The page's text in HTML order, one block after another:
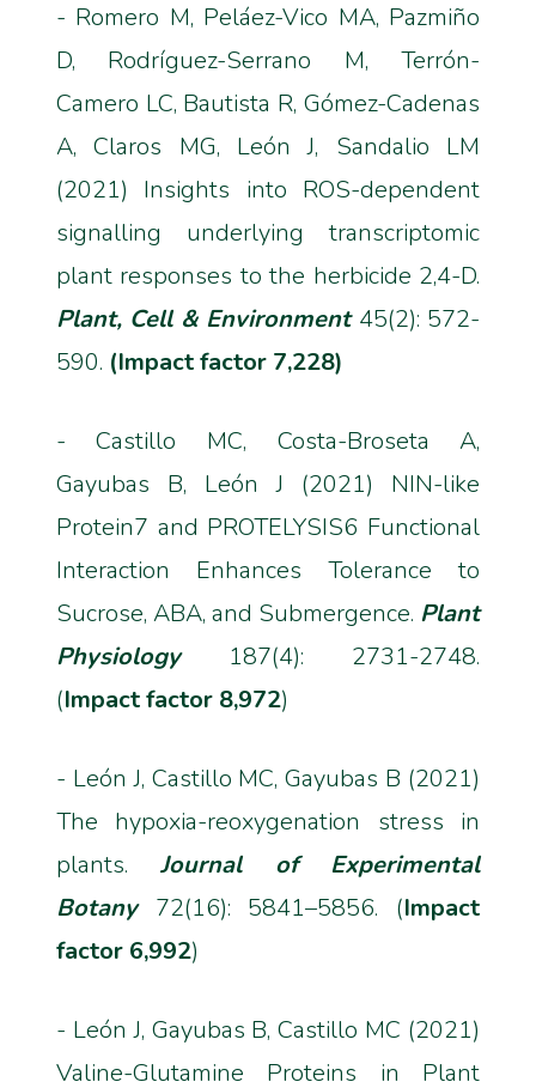
- Romero M, Peláez-Vico MA, Pazmiño
D, Rodríguez-Serrano M, Terrón-
Camero LC, Bautista R, Gómez-Cadenas
A, Claros MG, León J, Sandalio LM
(2021) Insights into ROS-dependent
signalling underlying transcriptomic
plant responses to the herbicide 2,4-D.
Plant, Cell & Environment45(2): 572-
590. (Impact factor 7,228)
- Castillo MC, Costa-Broseta A,
Gayubas B, León J (2021) NIN-like
Protein7 and PROTELYSIS6 Functional
Interaction Enhances Tolerance to
Sucrose, ABA, and Submergence. Plant
Physiology187(4): 2731-2748.
(Impact factor 8,972)
- León J, Castillo MC, Gayubas B (2021)
The hypoxia-reoxygenation stress in
plants.
Journal of Experimental
Botany 72(16): 5841–5856. (Impact
factor 6,992)
- León J, Gayubas B, Castillo MC (2021)
Valine-Glutamine Proteins in Plant